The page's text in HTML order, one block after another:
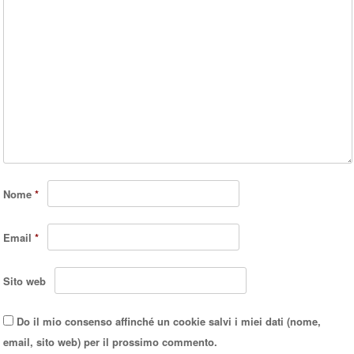
Nome*
Email*
Sito web
Do il mio consenso affinché un cookie salvi i miei dati (nome,
email, sito web) per il prossimo commento.